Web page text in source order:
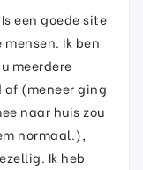
een goede site
Ik ben
meerdere
(meneer ging
naar huis zou
normaal.),
Ik heb